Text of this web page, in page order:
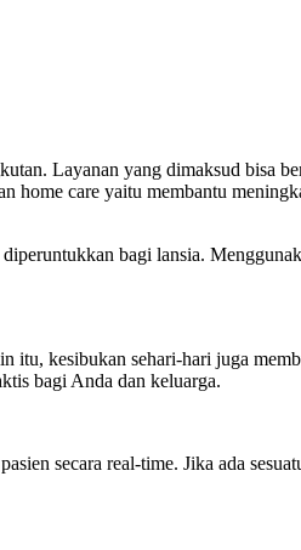
Layanan yang dimaksud bisa
home care yaitu membantu
bagi lansia.
itu, kesibukan sehari-hari juga
bagi Anda dan keluarga.
secara real-time. Jika ada